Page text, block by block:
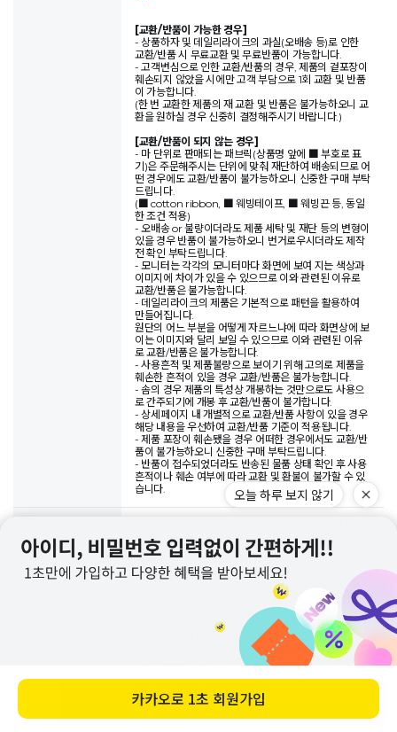
바로 구매하기
[교환/반품이 가능한 경우]
- 상품하자 및 데일리라이크의 과실(오배송 등)로 인한
교환/반품 시 무료교환 및 무료반품이 가능합니다.
- 고객변심으로 인한 교환/반품의 경우, 제품의 겉포장이
훼손되지 않았을 시에만 고객 부담으로 1회 교환 및 반품
이 가능합니다.
(한 번 교환한 제품의 재 교환 및 반품은 불가능하오니 교
환을 원하실 경우 신중히 결정해주시기 바랍니다.)
[교환/반품이 되지 않는 경우]
- 마 단위로 판매되는 패브릭(상품명 앞에 ■ 부호로 표
기)은 주문해주시는 단위에 맞춰 재단하여 배송되므로 어
떤 경우에도 교환/반품이 불가능하오니 신중한 구매 부탁
드립니다.
(■ cotton ribbon, ■ 웨빙테이프, ■ 웨빙끈 등, 동일
한 조건 적용)
- 오배송 or 불량이더라도 제품 세탁 및 재단 등의 변형이
있을 경우 반품이 불가능하오니 번거로우시더라도 제작
전 확인 부탁드립니다.
- 모니터는 각각의 모니터마다 화면에 보여 지는 색상과
이미지에 차이가 있을 수 있으므로 이와 관련된 이유로
교환/반품은 불가능합니다.
- 데일리라이크의 제품은 기본적으로 패턴을 활용하여
만들어집니다.
원단의 어느 부분을 어떻게 자르느냐에 따라 화면상에 보
이는 이미지와 달리 보일 수 있으므로 이와 관련된 이유
로 교환/반품은 불가능합니다.
- 사용흔적 및 제품불량으로 보이기 위해 고의로 제품을
훼손한 흔적이 있을 경우 교환/반품은 불가능합니다.
- 솜의 경우 제품의 특성상 개봉하는 것만으로도 사용으
로 간주되기에 개봉 후 교환/반품이 불가합니다.
- 상세페이지 내 개별적으로 교환/반품 사항이 있을 경우
해당 내용을 우선하여 교환/반품 기준이 적용됩니다.
- 제품 포장이 훼손됐을 경우 어떠한 경우에서도 교환/반
품이 불가능하오니 신중한 구매 부탁드립니다.
- 반품이 접수되었더라도 반송된 물품 상태 확인 후 사용
흔적이나 훼손 여부에 따라 교환 및 환불이 불가할 수 있
습니다.
결제취소의 경우 고객님께서 결제해주신 수단으로만 환
불이 가능합니다. 카드결제건 취소 및 환불 시 현금환불
은 불가합니다.
반품건 수령 및 물품 확인 후 환불 절차가 진행되며, 신용
카드 및 휴대폰 결제의 경우 결제일자에 맞추어 대금이
청구될 수도 있습니다. 이 경우 익월 대금청구 시 카드사
결제수단별 환불 가능한 수단
- 카드결제 : 카드취소 및 적립금 환불만 가능
- 무통장 입금, 실시간계좌이체 등 현금 결제 : 현금 환불
핸드폰 결제의 경우, 통신사 정책 상 '당월 취소'만 가능합
니다.
예를 들어, 5월 31일 결제 후 6월 1일 결제 취소를 희망하